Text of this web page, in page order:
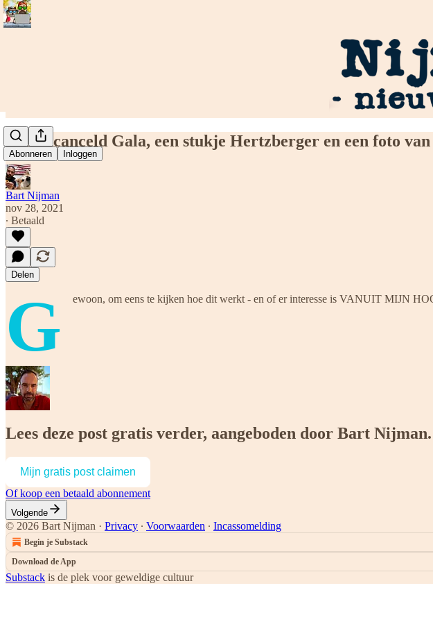
Abonneren Inloggen
Een gecanceld Gala, een stukje Hertzberger en een foto
Bart Nijman
nov 28, 2021
∙ Betaald
Delen
G ewoon, om eens te kijken hoe dit werkt - en of er interesse is VANUIT MIJN
Lees deze post gratis verder, aangeboden door Bart Nijman.
Mijn gratis post claimen
Of koop een betaald abonnement
Volgende
© 2026 Bart Nijman · Privacy ∙ Voorwaarden ∙ Incassomelding
Begin je Substack
Download de App
Substack is de plek voor geweldige cultuur